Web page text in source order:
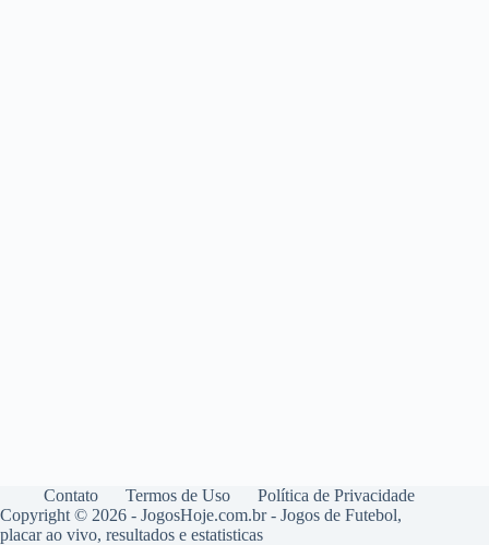
Contato Termos de Uso
Política de Privacidade
Copyright © 2026 - JogosHoje.com.br - Jogos de Futebol,
placar ao vivo, resultados e estatisticas